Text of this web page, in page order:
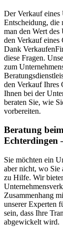
Der Verkauf eines
Entscheidung, die
man den Wert
den Verkauf eines
Dank
diese Fragen.
zum
den Verkauf Ihres
Ihnen bei der
beraten Sie, wie
vorbereiten.
Beratung
Echterdingen
Sie möchten ein
aber nicht, wo Sie
zu Hilfe. Wir
Zusammenhang
unserer Experten
sein, dass Ihre
abgewickelt wird.